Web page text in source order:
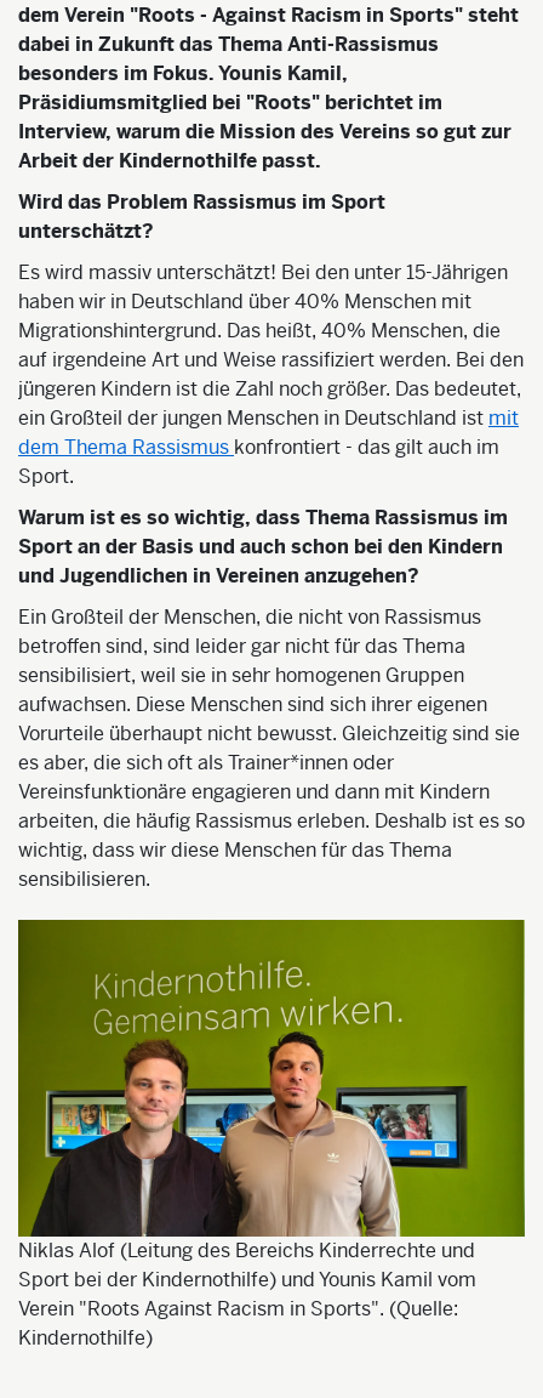
dem Verein "Roots - Against Racism in Sports" steht
dabei in Zukunft das Thema Anti-Rassismus
besonders im Fokus. Younis Kamil,
Präsidiumsmitglied bei "Roots" berichtet im
Interview, warum die Mission des Vereins so gut zur
Arbeit der Kindernothilfe passt.
Wird das Problem Rassismus im Sport
unterschätzt?
Es wird massiv unterschätzt! Bei den unter 15-Jährigen
haben wir in Deutschland über 40% Menschen mit
Migrationshintergrund. Das heißt, 40% Menschen, die
auf irgendeine Art und Weise rassifiziert werden. Bei den
jüngeren Kindern ist die Zahl noch größer. Das bedeutet,
ein Großteil der jungen Menschen in Deutschland ist mit
dem Thema Rassismus konfrontiert - das gilt auch im
Sport.
Warum ist es so wichtig, dass Thema Rassismus im
Sport an der Basis und auch schon bei den Kindern
und Jugendlichen in Vereinen anzugehen?
Ein Großteil der Menschen, die nicht von Rassismus
betroffen sind, sind leider gar nicht für das Thema
sensibilisiert, weil sie in sehr homogenen Gruppen
aufwachsen. Diese Menschen sind sich ihrer eigenen
Vorurteile überhaupt nicht bewusst. Gleichzeitig sind sie
es aber, die sich oft als Trainer*innen oder
Vereinsfunktionäre engagieren und dann mit Kindern
arbeiten, die häufig Rassismus erleben. Deshalb ist es so
wichtig, dass wir diese Menschen für das Thema
sensibilisieren.
Niklas Alof (Leitung des Bereichs Kinderrechte und
Sport bei der Kindernothilfe) und Younis Kamil vom
Verein "Roots Against Racism in Sports". (Quelle:
Kindernothilfe)